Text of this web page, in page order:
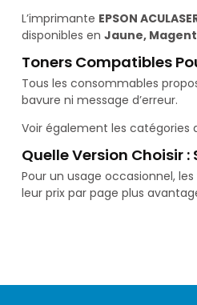
L’imprimante EPSON
disponibles en Jaune,
Toners Compatibles
Tous les consommables
bavure ni message d’erreur.
Voir également les catégories
Quelle Version Choisir
Pour un usage occasionnel,
leur prix par page plus